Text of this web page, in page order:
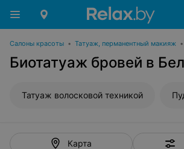
Салоны красоты • Татуаж, перманентный макияж •
Биотатуаж бровей в
Татуаж волосковой техникой
Карта